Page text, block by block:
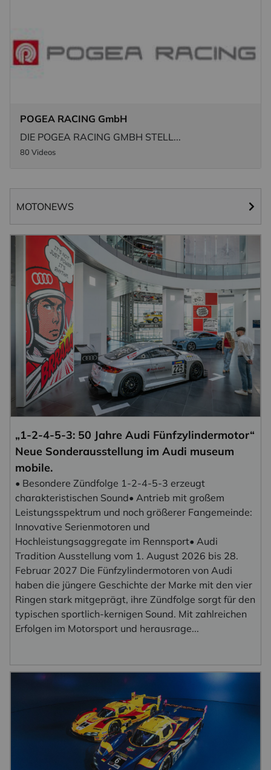
POGEA RACING GmbH
DIE POGEA RACING GMBH STELL...
80 Videos
MOTONEWS
„1-2-4-5-3: 50 Jahre Audi Fünfzylindermotor“
Neue Sonderausstellung im Audi museum
mobile.
• Besondere Zündfolge 1-2-4-5-3 erzeugt
charakteristischen Sound• Antrieb mit großem
Leistungsspektrum und noch größerer Fangemeinde:
Innovative Serienmotoren und
Hochleistungsaggregate im Rennsport• Audi
Tradition Ausstellung vom 1. August 2026 bis 28.
Februar 2027 Die Fünfzylindermotoren von Audi
haben die jüngere Geschichte der Marke mit den vier
Ringen stark mitgeprägt, ihre Zündfolge sorgt für den
typischen sportlich-kernigen Sound. Mit zahlreichen
Erfolgen im Motorsport und herausrage...